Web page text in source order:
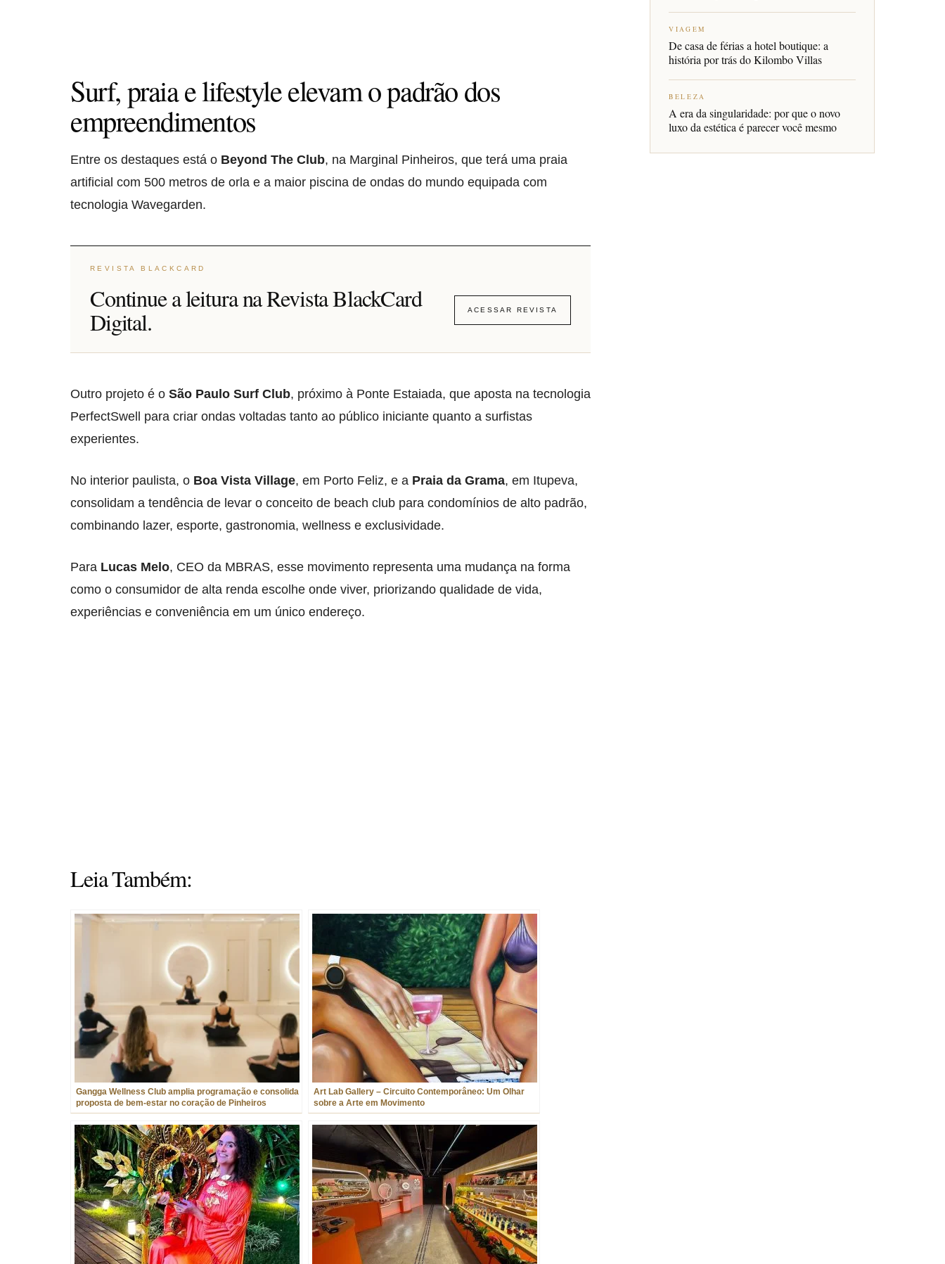
Surf, praia e lifestyle elevam o padrão dos
empreendimentos
Entre os destaques está o Beyond The Club, na Marginal Pinheiros, que terá uma praia
artificial com 500 metros de orla e a maior piscina de ondas do mundo equipada com
tecnologia Wavegarden.
REVISTA BLACKCARD
Continue a leitura na Revista BlackCard
Digital. ACESSAR REVISTA
Outro projeto é o São Paulo Surf Club, próximo à Ponte Estaiada, que aposta na tecnologia
PerfectSwell para criar ondas voltadas tanto ao público iniciante quanto a surfistas
experientes.
No interior paulista, o Boa Vista Village, em Porto Feliz, e a Praia da Grama, em Itupeva,
consolidam a tendência de levar o conceito de beach club para condomínios de alto padrão,
combinando lazer, esporte, gastronomia, wellness e exclusividade.
Para Lucas Melo, CEO da MBRAS, esse movimento representa uma mudança na forma
como o consumidor de alta renda escolhe onde viver, priorizando qualidade de vida,
experiências e conveniência em um único endereço.
Leia Também:
Gangga Wellness Club amplia programação e consolida
proposta de bem-estar no coração de Pinheiros
Art Lab Gallery – Circuito Contemporâneo: Um Olhar
sobre a Arte em Movimento
VIAGEM
De casa de férias a hotel boutique: a
história por trás do Kilombo Villas
BELEZA
A era da singularidade: por que o novo
luxo da estética é parecer você mesmo